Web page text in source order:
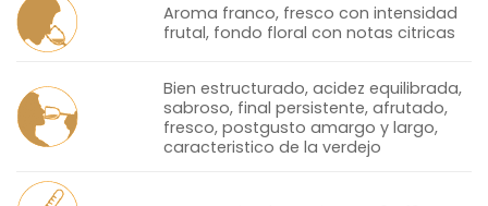
Aroma franco, fresco con intensidad
frutal, fondo floral con notas citricas
Bien estructurado, acidez equilibrada,
sabroso, final persistente, afrutado,
fresco, postgusto amargo y largo,
caracteristico de la verdejo